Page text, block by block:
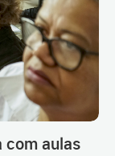
com aulas